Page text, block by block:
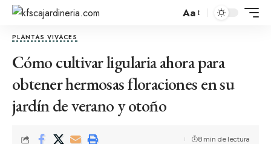
Aa
PLANTAS VIVACES
Cómo cultivar ligularia ahora para
obtener hermosas floraciones en su
jardín de verano y otoño
8 min de lectura